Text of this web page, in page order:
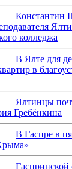
Константин
колледжа
В Ялте для
в
Ялтинцы
Гребёнкина
В Гаспре в